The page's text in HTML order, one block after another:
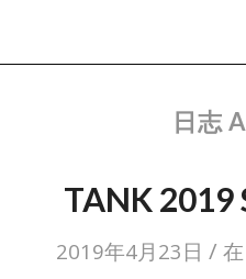
日志
TANK 2019
2019年4月23日 / 在